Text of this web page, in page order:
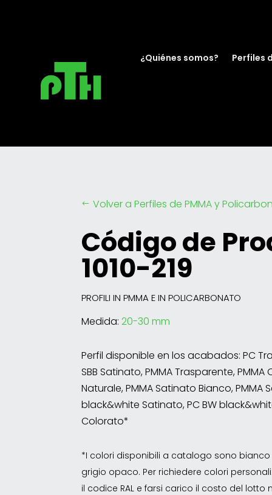
¿Quiénes somos? Perfiles
# Volver a Perfiles de PMMA y
Código de
1010-219
PROFILI IN PMMA E IN POLICARBONATO
Medida:20-30 mm
Perfil disponible en los acabados: PC
SBB Satinato, PMMA Trasparente, PMMA
Naturale, PMMA Satinato Bianco, PMMA
black&white Satinato, PC BW
Colorato*
*I colori disponibili a catalogo sono
grigio opaco. Per richiedere colori
il codice RAL e farsi carico il costo del lotto